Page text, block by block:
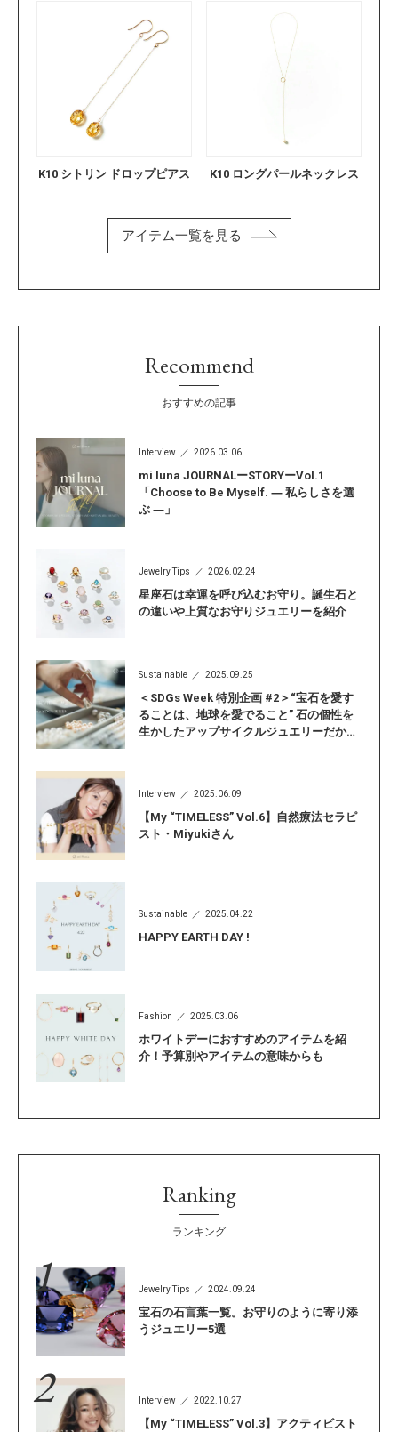
K10 シトリン ドロップピアス K10 ロングパールネックレス
アイテム一覧を見る
Recommend
おすすめの記事
Interview 2026.03.06
mi luna JOURNALーSTORYーVol.1
「Choose to Be Myself. ― 私らしさを選
ぶ ―」
Jewelry Tips 2026.02.24
星座石は幸運を呼び込むお守り。誕生石と
の違いや上質なお守りジュエリーを紹介
Sustainable 2025.09.25
＜SDGs Week 特別企画 #2＞“宝石を愛す
ることは、地球を愛でること” 石の個性を
生かしたアップサイクルジュエリーだから
Interview 2025.06.09
【My “TIMELESS” Vol.6】自然療法セラピ
スト・Miyukiさん
Sustainable 2025.04.22
HAPPY EARTH DAY !
Fashion 2025.03.06
ホワイトデーにおすすめのアイテムを紹
介！予算別やアイテムの意味からも
Ranking
ランキング
Jewelry Tips 2024.09.24
宝石の石言葉一覧。お守りのように寄り添
うジュエリー5選
Interview 2022.10.27
【My “TIMELESS” Vol.3】アクティビスト